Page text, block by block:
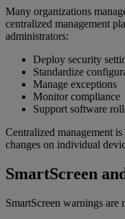
Many organizations
centralized management
administrators:
Deploy security
Standardize
Manage exceptions
Monitor compliance
Support software
Centralized management
changes on individual
SmartScreen
SmartScreen warnings are